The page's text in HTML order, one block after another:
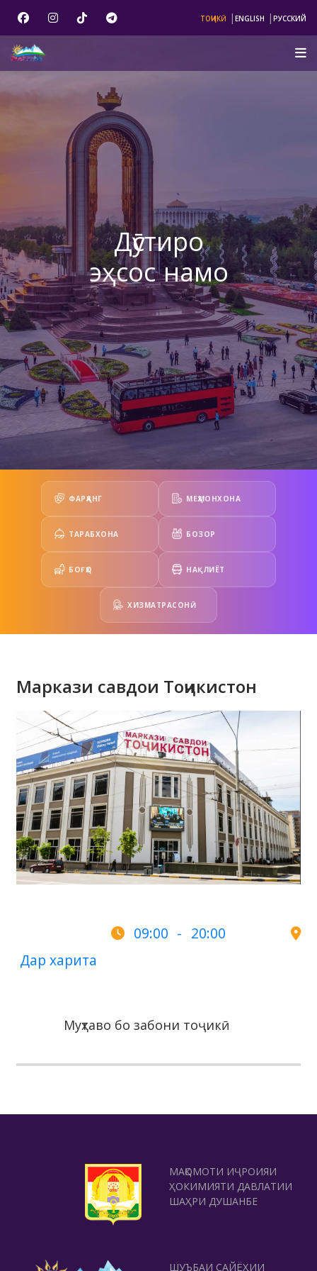
ТОҶИКӢ | ENGLISH | РУССКИЙ
Дӯстиро
эҳсос намо
ФАРҲАНГ МЕҲМОНХОНА
ТАРАБХОНА БОЗОР
БОҒҲО НАҚЛИЁТ
ХИЗМАТРАСОНӢ
Маркази савдои Тоҷикистон
09:00 - 20:00
Дар харита
Муҳтаво бо забони тоҷикӣ
МАҚОМОТИ ИҶРОИЯИ
ҲОКИМИЯТИ ДАВЛАТИИ
ШАҲРИ ДУШАНБЕ
ШУЪБАИ САЙЁҲИИ